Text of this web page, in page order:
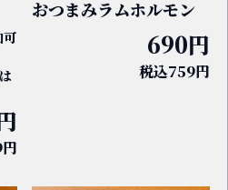
可
おつまみラムホルモン
690円
税込759円